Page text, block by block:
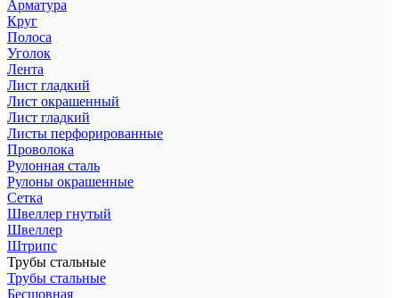
Арматура
Круг
Полоса
Уголок
Лента
Лист гладкий
Лист окрашенный
Лист гладкий
Листы перфорированные
Проволока
Рулонная сталь
Рулоны окрашенные
Сетка
Швеллер гнутый
Швеллер
Штрипс
Трубы стальные
Трубы стальные
Бесшовная